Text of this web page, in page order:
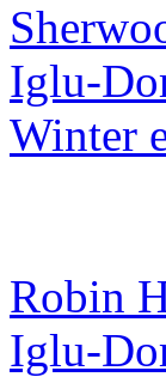
Iglu-
Winter
Robin
Iglu-